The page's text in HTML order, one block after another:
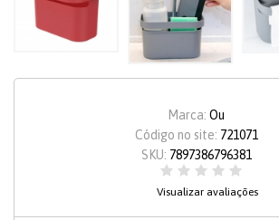
Marca: Ou
Código no site: 721071
SKU: 7897386796381
Visualizar avaliações